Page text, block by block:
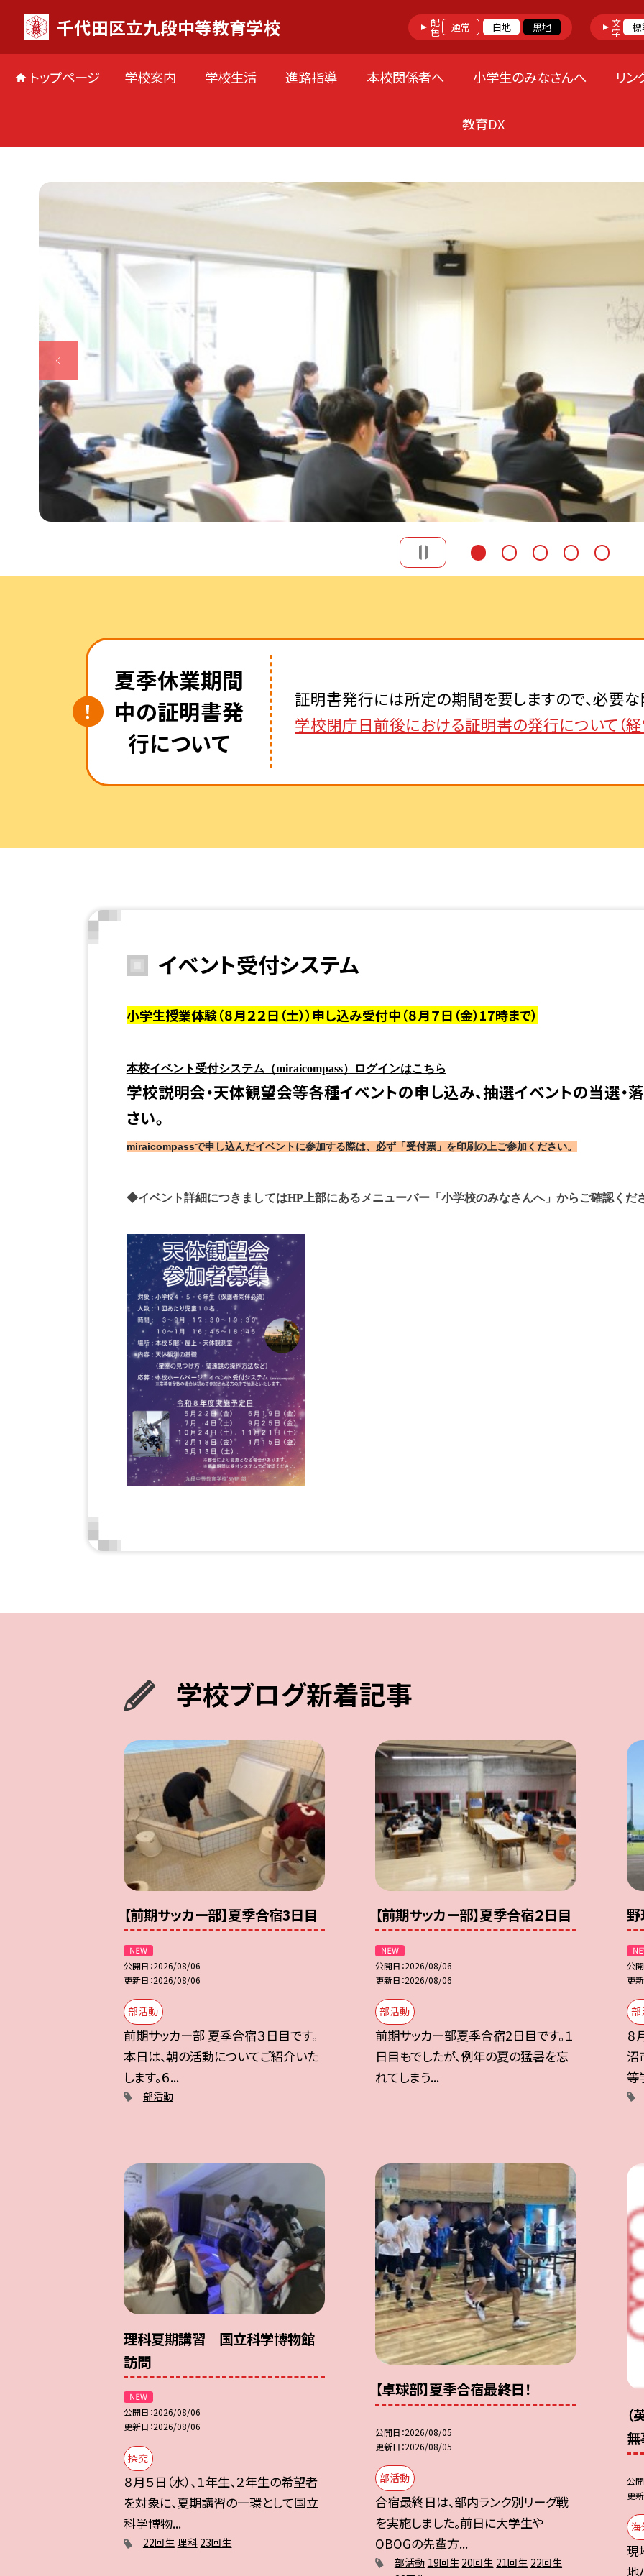
千代田区立九段中等教育学校 配色 通常 白地 黒地 文字
トップページ 学校案内 学校生活 進路指導 本校関係者へ 小学生のみなさんへ リン
教育DX
夏季休業期間
中の証明書発
行について
証明書発行には所定の期間を要しますので、必要
学校閉庁日前後における証明書の発行について（経
イベント受付システム
小学生授業体験（８月２２日（土））申し込み受付中（８月７日（金）17時まで）
本校イベント受付システム（miraicompass）ログインはこちら
学校説明会・天体観望会等各種イベントの申し込み、抽選イベントの当選・
さい。
miraicompassで申し込んだイベントに参加する際は、必ず「受付票」を印刷の上ご参加ください。
◆イベント詳細につきましてはHP上部にあるメニューバー「小学校のみなさんへ」からご確認くだ
学校ブログ新着記事
【前期サッカー部】夏季合宿3日目
公開日 2026/08/06
更新日 2026/08/06
部活動
前期サッカー部 夏季合宿３日目です。
本日は、朝の活動についてご紹介いた
します。６...
部活動
【前期サッカー部】夏季合宿２日目
公開日 2026/08/06
更新日 2026/08/06
部活動
前期サッカー部夏季合宿2日目です。１
日目もでしたが、例年の夏の猛暑を忘
れてしまう...
公
更
部
８
沼
等
理科夏期講習 国立科学博物館
訪問
公開日 2026/08/06
更新日 2026/08/06
探究
８月５日（水）、１年生、２年生の希望者
を対象に、夏期講習の一環として国立
科学博物...
22回生 理科 23回生
【卓球部】夏季合宿最終日！
公開日 2026/08/05
更新日 2026/08/05
部活動
合宿最終日は、部内ランク別リーグ戦
を実施しました。前日に大学生や
OBOGの先輩方...
部活動 19回生 20回生 21回生 22回生
公
更
海
現
地